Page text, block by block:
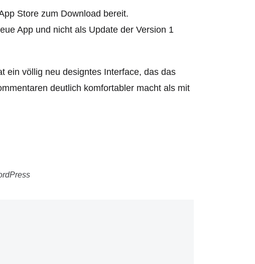
Store zum Download bereit.
App und nicht als Update der Version 1
ein völlig neu designtes Interface, das das
deutlich komfortabler macht als mit